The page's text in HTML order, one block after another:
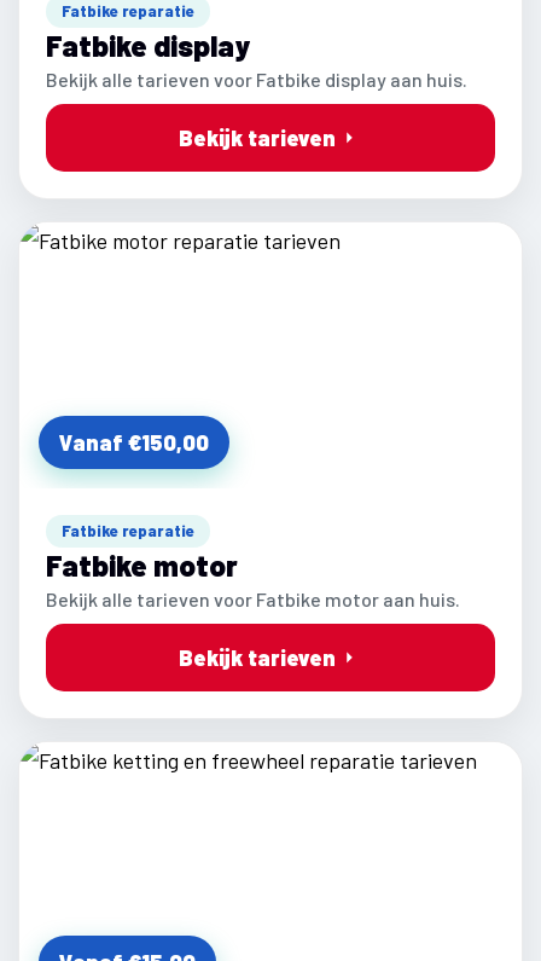
Fatbike reparatie
Fatbike display
Bekijk alle tarieven voor Fatbike display aan huis.
Bekijk tarieven
Vanaf €150,00
Fatbike reparatie
Fatbike motor
Bekijk alle tarieven voor Fatbike motor aan huis.
Bekijk tarieven